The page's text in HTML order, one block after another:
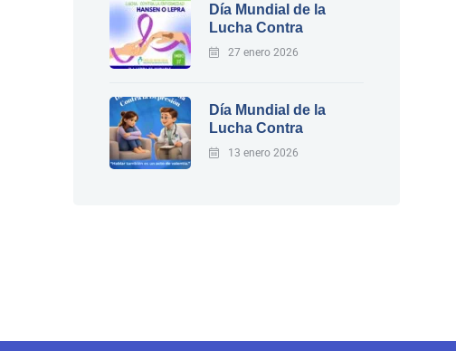
Día Mundial de la
Lucha Contra
27 enero 2026
Día Mundial de la
Lucha Contra
13 enero 2026